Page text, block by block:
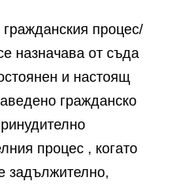
процес/
назначава от съда
и настоящ
гражданско
процес , когато
задължително,